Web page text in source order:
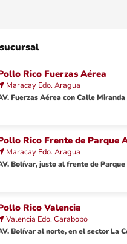
Rico Fuerzas Aérea
Maracay Edo. Aragua
Fuerzas Aérea con Calle Miranda
Rico Frente de Parque
Maracay Edo. Aragua
Bolívar, justo al frente de
Rico Valencia
Valencia Edo. Carabobo
Bolívar al norte, en el sector La